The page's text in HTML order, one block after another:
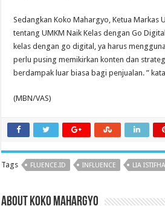
Sedangkan Koko Mahargyo, Ketua Markas
tentang UMKM Naik Kelas dengan Go
kelas dengan go digital, ya harus
perlu pusing memikirkan konten dan
berdampak luar biasa bagi penjualan. ”
(MBN/VAS)
Tags FLUENCE.ID INFLUENCE LIA
About Koko Mahargyo